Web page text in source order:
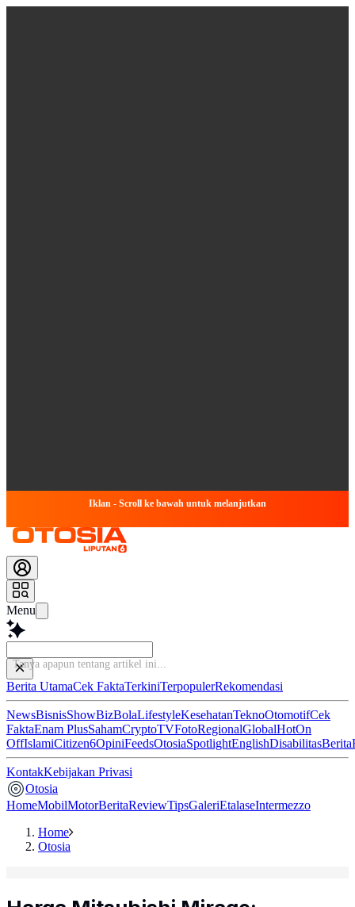
Iklan - Scroll ke bawah untuk melanjutkan
Menu
Tanya a
Berita UtamaCek FaktaTerkiniTerpopulerRekomendasi
NewsBisnisShowBizBolaLifestyleKesehatanTeknoOtomotifCek
FaktaEnam PlusSahamCryptoTVFotoRegionalGlobalHotOn
OffIslamiCitizen6OpiniFeedsOtosiaSpotlightEnglishDisabilitasBerita
KontakKebijakan Privasi
Otosia
HomeMobilMotorBeritaReviewTipsGaleriEtalaseIntermezzo
Home
Otosia